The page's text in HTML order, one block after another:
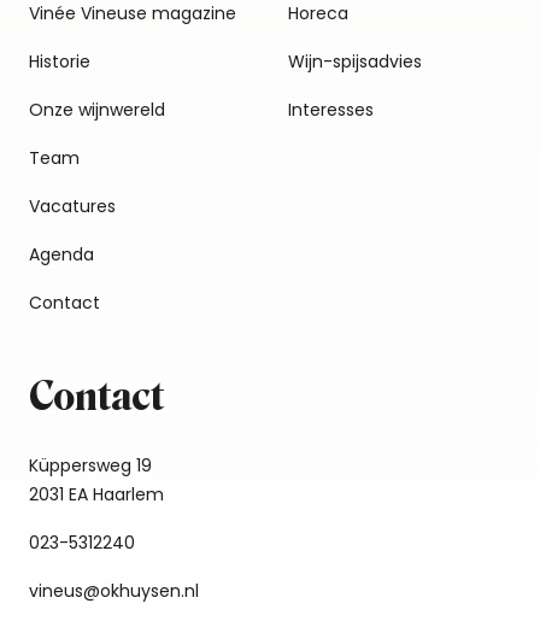
Vinée Vineuse magazine
Historie
Onze wijnwereld
Team
Vacatures
Agenda
Contact
Horeca
Wijn-spijsadvies
Interesses
Contact
Küppersweg 19
2031 EA Haarlem
023-5312240
vineus@okhuysen.nl